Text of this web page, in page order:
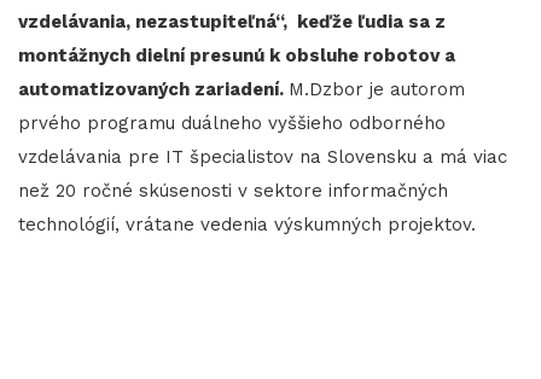
vzdelávania, nezastupiteľná“, keďže ľudia sa z
montážnych dielní presunú k obsluhe robotov a
automatizovaných zariadení. M.Dzbor je autorom
prvého programu duálneho vyššieho odborného
vzdelávania pre IT špecialistov na Slovensku a má viac
než 20 ročné skúsenosti v sektore informačných
technológií, vrátane vedenia výskumných projektov.